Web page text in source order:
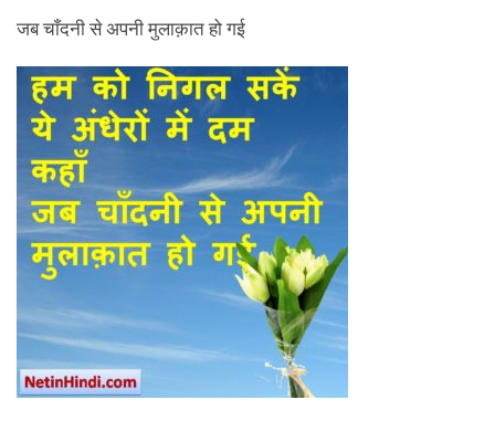
जब चाँदनी से अपनी मुलाक़ात हो गई